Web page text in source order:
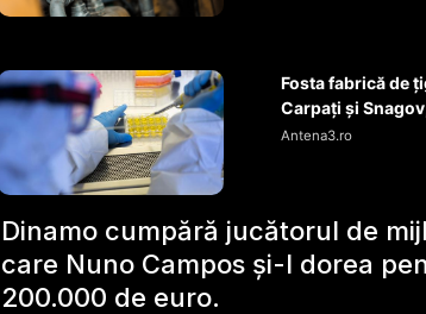
Fosta fabrică de
Carpați și
Antena3.ro
Dinamo cumpără jucătorul de
care Nuno Campos și-l dorea
200.000 de euro.